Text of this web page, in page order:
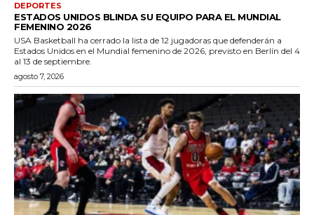
DEPORTES
ESTADOS UNIDOS BLINDA SU EQUIPO PARA EL MUNDIAL
FEMENINO 2026
USA Basketball ha cerrado la lista de 12 jugadoras que defenderán a
Estados Unidos en el Mundial femenino de 2026, previsto en Berlín del 4
al 13 de septiembre.
agosto 7, 2026